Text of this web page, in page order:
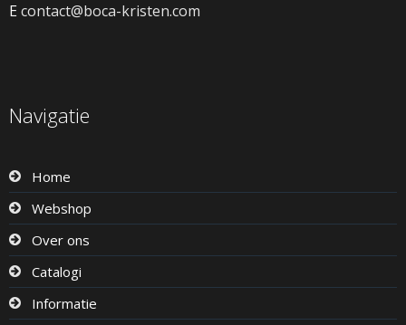
Econtact@boca-kristen.com
Navigatie
Home
Webshop
Over ons
Catalogi
Informatie